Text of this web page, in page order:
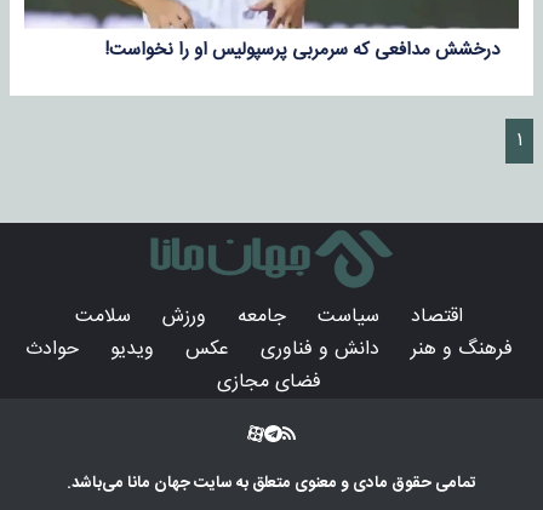
درخشش مدافعی که سرمربی پرسپولیس او را نخواست!
۱
اقتصاد سیاست جامعه ورزش
سلامت
فرهنگ و هنر
دانش و فناوری عکس ویدیو
حوادث
فضای مجازی
تمامی حقوق مادی و معنوی متعلق به سایتجهان مانامی‌باشد.